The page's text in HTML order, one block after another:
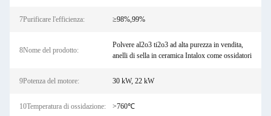
7Purificare l'efficienza: ≥98%,99%
8Nome del prodotto:
Polvere al2o3 ti2o3 ad alta purezza in vendita,
anelli di sella in ceramica Intalox come ossidatori
9Potenza del motore: 30 kW, 22 kW
10Temperatura di ossidazione: >760℃